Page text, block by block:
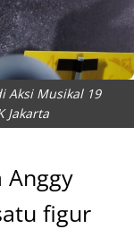
Aksi Musikal 19
Jakarta
Anggy
figur